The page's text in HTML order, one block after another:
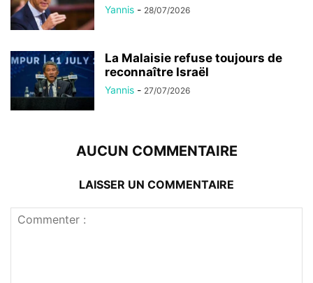
Yannis - 28/07/2026
La Malaisie refuse toujours de
reconnaître Israël
Yannis - 27/07/2026
AUCUN COMMENTAIRE
LAISSER UN COMMENTAIRE